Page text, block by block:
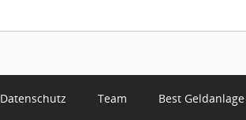
Datenschutz Team Best Geldanlage